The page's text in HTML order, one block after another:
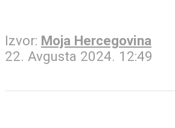
Izvor: Moja Hercegovina
22. Avgusta 2024. 12:49